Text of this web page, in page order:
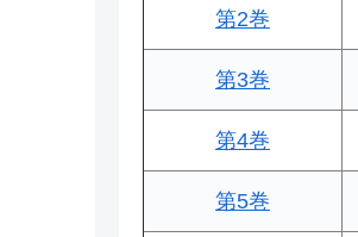
第2巻
第3巻
第4巻
第5巻